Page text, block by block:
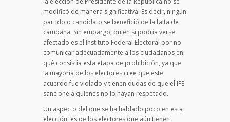
modificó de manera significativa. Es decir, ningún
partido o candidato se benefició de la falta de
campaña. Sin embargo, quien sí podría verse
afectado es el Instituto Federal Electoral por no
comunicar adecuadamente a los ciudadanos en
qué consistía esta etapa de prohibición, ya que
la mayoría de los electores cree que este
acuerdo fue violado y tienen dudas de que el IFE
sancione a quienes no lo hayan respetado.
Un aspecto del que se ha hablado poco en esta
elección, es de los electores que aún tienen